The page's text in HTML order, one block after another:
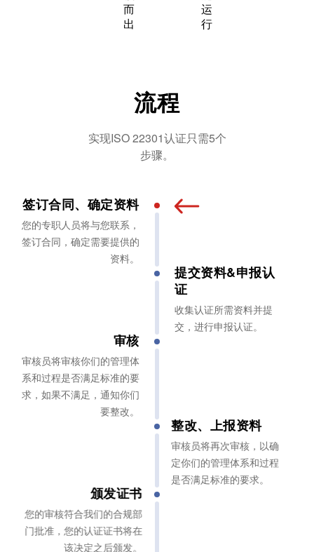
而
出
运
行
流程
实现ISO 22301认证只需5个
步骤。
签订合同、确定资料
您的专职人员将与您联系，
签订合同，确定需要提供的
资料。
提交资料&申报认
证
收集认证所需资料并提
交，进行申报认证。
审核
审核员将审核你们的管理体
系和过程是否满足标准的要
求，如果不满足，通知你们
要整改。
整改、上报资料
审核员将再次审核，以确
定你们的管理体系和过程
是否满足标准的要求。
颁发证书
您的审核符合我们的合规部
门批准，您的认证证书将在
该决定之后颁发。